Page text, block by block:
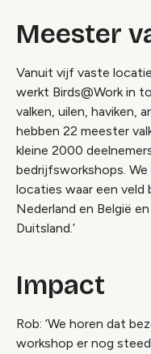
Meester
Vanuit vijf vaste
werkt Birds@Work in
valken, uilen, haviken,
hebben 22 meester
kleine 2000
bedrijfsworkshops. We
locaties waar een veld
Nederland en België
Duitsland.’
Impact
Rob: ‘We horen dat
workshop er nog